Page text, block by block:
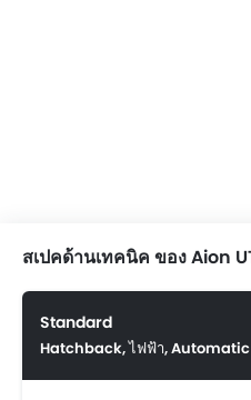
สเปคด้านเทคนิค ของ Aion
Standard
Hatchback, ไฟฟ้า, Automatic